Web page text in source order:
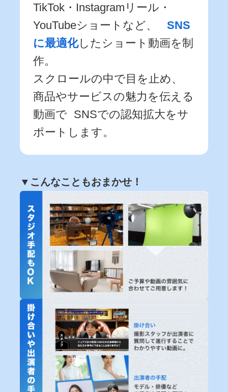
TikTok・Instagramリール・
YouTubeショートなど、SNS
に最適化したショート動画を制
作。
スクロールの中で目を止め、
商品やサービスの魅力を伝える
動画で SNSでの認知拡大をサ
ポートします。
▼こんなこともおまかせ！